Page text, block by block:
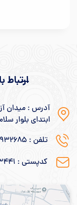
ارتباط
آدرس : میدان
ابتدای بلوار
تلفن : 37932685-31-98+
کدپستی : ۸۱۷۴۶۷۳۴۴۱